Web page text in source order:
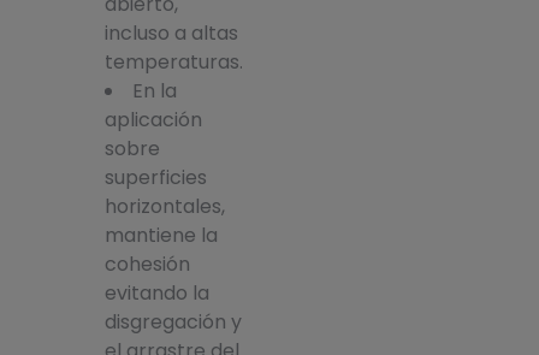
incluso a altas
temperaturas.
En la
aplicación
sobre
superficies
horizontales,
mantiene la
cohesión
evitando la
disgregación y